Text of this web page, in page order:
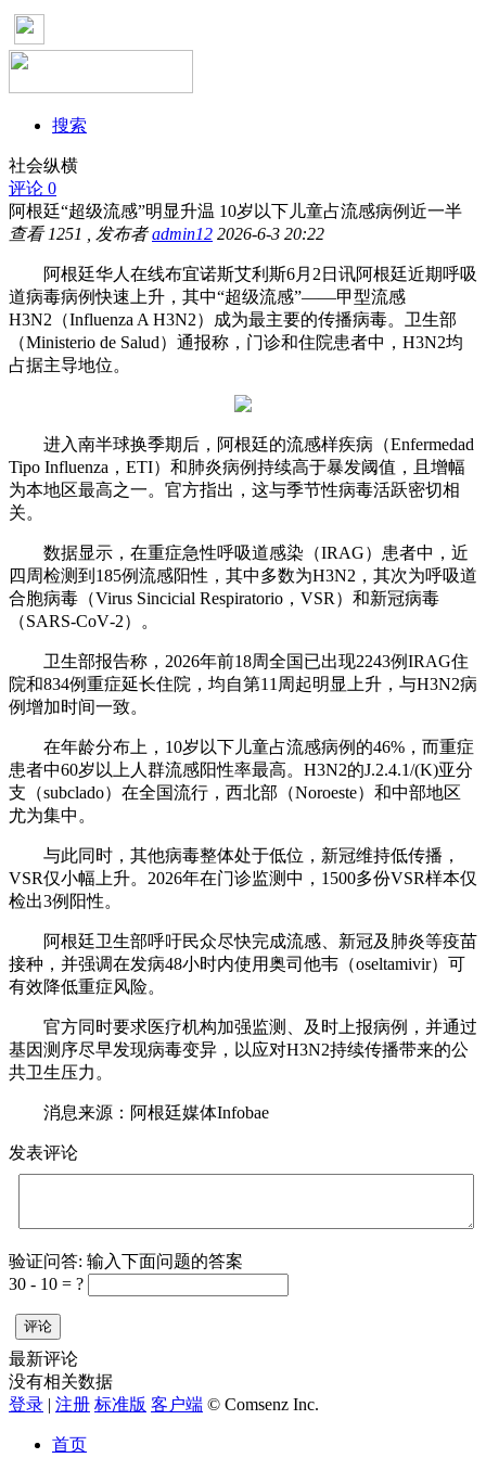
搜索
社会纵横
评论 0
阿根廷“超级流感”明显升温 10岁以下儿童占流感病例近一半
查看 1251 , 发布者admin12 2026-6-3 20:22
阿根廷华人在线布宜诺斯艾利斯6月2日讯阿根廷近期呼吸
道病毒病例快速上升，其中“超级流感”——甲型流感
H3N2（Influenza A H3N2）成为最主要的传播病毒。卫生部
（Ministerio de Salud）通报称，门诊和住院患者中，H3N2均
占据主导地位。
进入南半球换季期后，阿根廷的流感样疾病（Enfermedad
Tipo Influenza，ETI）和肺炎病例持续高于暴发阈值，且增幅
为本地区最高之一。官方指出，这与季节性病毒活跃密切相
关。
数据显示，在重症急性呼吸道感染（IRAG）患者中，近
四周检测到185例流感阳性，其中多数为H3N2，其次为呼吸道
合胞病毒（Virus Sincicial Respiratorio，VSR）和新冠病毒
（SARS‑CoV‑2）。
卫生部报告称，2026年前18周全国已出现2243例IRAG住
院和834例重症延长住院，均自第11周起明显上升，与H3N2病
例增加时间一致。
在年龄分布上，10岁以下儿童占流感病例的46%，而重症
患者中60岁以上人群流感阳性率最高。H3N2的J.2.4.1/(K)亚分
支（subclado）在全国流行，西北部（Noroeste）和中部地区
尤为集中。
与此同时，其他病毒整体处于低位，新冠维持低传播，
VSR仅小幅上升。2026年在门诊监测中，1500多份VSR样本仅
检出3例阳性。
阿根廷卫生部呼吁民众尽快完成流感、新冠及肺炎等疫苗
接种，并强调在发病48小时内使用奥司他韦（oseltamivir）可
有效降低重症风险。
官方同时要求医疗机构加强监测、及时上报病例，并通过
基因测序尽早发现病毒变异，以应对H3N2持续传播带来的公
共卫生压力。
消息来源：阿根廷媒体Infobae
发表评论
验证问答: 输入下面问题的答案
30 - 10 = ?
评论
最新评论
没有相关数据
登录 | 注册 标准版 客户端 © Comsenz Inc.
首页